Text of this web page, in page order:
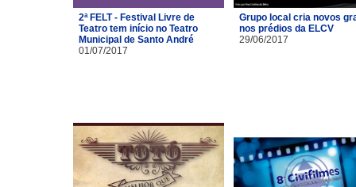
2ª FELT - Festival Livre de
Teatro tem início no Teatro
Municipal de Santo André
01/07/2017
Grupo local cria novos
nos prédios da ELCV
29/06/2017